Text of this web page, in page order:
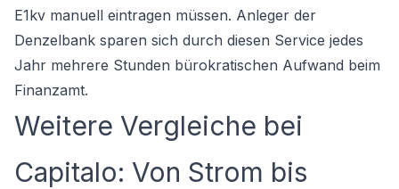
E1kv manuell eintragen müssen. Anleger der
Denzelbank sparen sich durch diesen Service jedes
Jahr mehrere Stunden bürokratischen Aufwand beim
Finanzamt.
Weitere Vergleiche bei
Capitalo: Von Strom bis